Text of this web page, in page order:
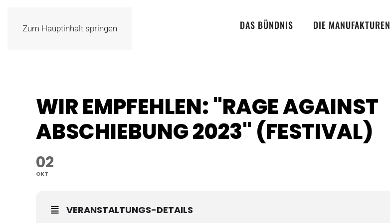
Zum Hauptinhalt springen DAS BÜNDNIS DIE MANUFAKTUREN
WIR EMPFEHLEN: "RAGE AGAINST
ABSCHIEBUNG 2023" (FESTIVAL)
02
OKT
VERANSTALTUNGS-DETAILS